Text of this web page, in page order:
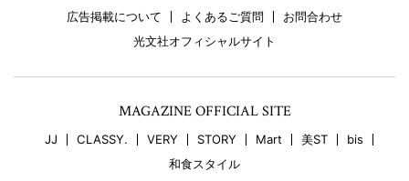
広告掲載について
よくあるご質問
お問合わせ
光文社オフィシャルサイト
MAGAZINE OFFICIAL SITE
JJ CLASSY. VERY STORY Mart 美ST
bis
和食スタイル